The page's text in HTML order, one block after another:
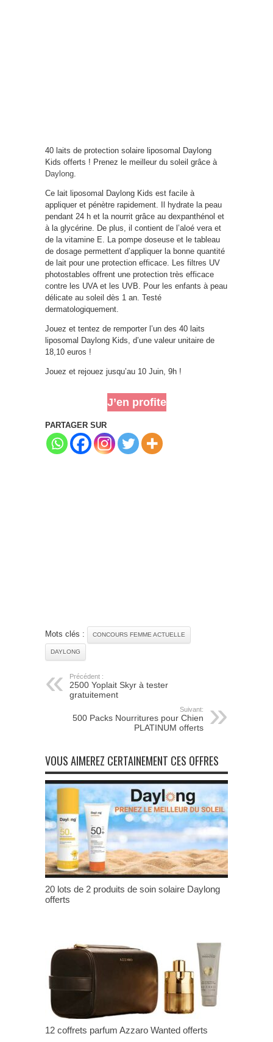
40 laits de protection solaire liposomal Daylong
Kids offerts ! Prenez le meilleur du soleil grâce à
Daylong
Ce lait liposomal Daylong Kids est facile à
appliquer et pénètre rapidement. Il hydrate la peau
pendant 24 h et la nourrit grâce au dexpanthénol et
à la glycérine. De plus, il contient de l’aloé vera et
de la vitamine E. La pompe doseuse et le tableau
de dosage permettent d’appliquer la bonne quantité
de lait pour une protection efficace. Les filtres UV
photostables offrent une protection très efficace
contre les UVA et les UVB. Pour les enfants à peau
délicate au soleil dès 1 an. Testé
dermatologiquement.
Jouez et tentez de remporter l’un des 40 laits
liposomal Daylong Kids, d’une valeur unitaire de
18,10 euros !
Jouez et rejouez jusqu’au 10 Juin, 9h !
J’en profite
PARTAGER SUR
Mots clés : CONCOURS FEMME ACTUELLE
DAYLONG
Précédent :
2500 Yoplait Skyr à tester
gratuitement
Suivant:
500 Packs Nourritures pour Chien
PLATINUM offerts
VOUS AIMEREZ CERTAINEMENT CES OFFRES
20 lots de 2 produits de soin solaire Daylong
offerts
12 coffrets parfum Azzaro Wanted offerts